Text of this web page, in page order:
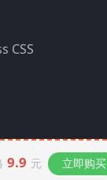
CSS
9.9 元 立即购买